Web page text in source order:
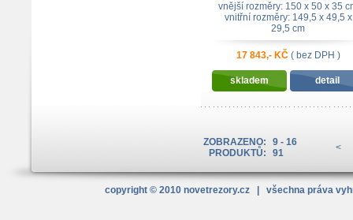
vnější rozměry: 150 x 50 x 35
vnitřní rozměry: 149,5 x 49,5 x
29,5 cm
bezp. třída: 15RU + zámek
EN1300
17 843,- KČ( bez DPH )
skladem detail
ZOBRAZENO:
PRODUKTŮ:
9 - 16
91
<
copyright © 2010 novetrezory.cz | všechna práva